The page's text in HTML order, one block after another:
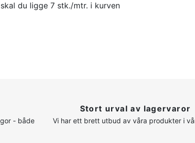
skal du ligge 7 stk./mtr. i kurven
- både
Stort urval av lagervaror
Vi har ett brett utbud av våra produkter i